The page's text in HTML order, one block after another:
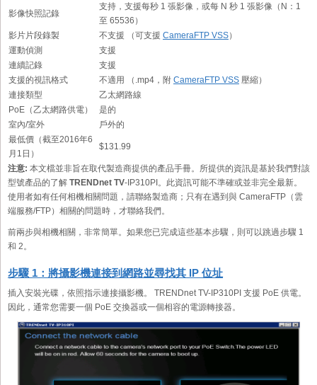
影像快照記錄
支持，支援每秒 1 張影像，或每 N 秒 1 張影像（N：1
至 65536）
影片片段錄製
不支援 （可支援 CameraFTP VSS）
運動偵測
支援
連續記錄
支援
支援的視訊格式
不適用 （.mp4，附 CameraFTP VSS 壓縮）
連接類型
乙太網路線
PoE（乙太網路供電）
是的
室內/室外
戶外的
最低價（截至2016年6
月1日）
$131.99
注意: 本文檔並非旨在取代製造商提供的產品手冊。所提供的資訊是基於我們對該
型號產品的了解 TRENDnet TV-IP310PI。此資訊可能不準確或並非完全最新。
使用者如有任何相機相關問題，請聯絡製造商；只有在遇到與 CameraFTP（雲
端服務/FTP）相關的問題時，才聯絡我們。
前兩步與相機相關，非常簡單。如果您已完成這些基本步驟，則可以跳過步驟 1
和 2。
步驟 1：將攝影機連接到網路並尋找其 IP 位址
插入安裝光碟，依照指示連接攝影機。 TRENDnet TV-IP310PI 支援 PoE 供電。
因此，通常您需要一個 PoE 交換器或一個相容的電源轉接器。